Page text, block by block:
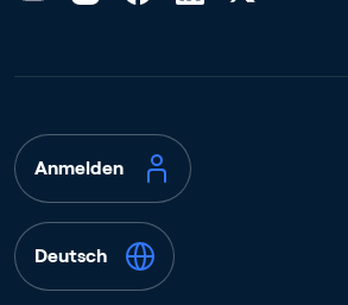
Anmelden
Deutsch